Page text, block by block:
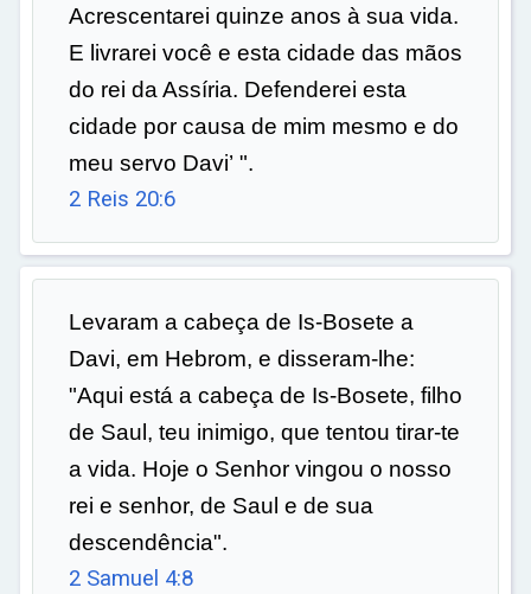
Acrescentarei quinze anos à sua vida.
E livrarei você e esta cidade das mãos
do rei da Assíria. Defenderei esta
cidade por causa de mim mesmo e do
meu servo Davi’ ".
2 Reis 20:6
Levaram a cabeça de Is-Bosete a
Davi, em Hebrom, e disseram-lhe:
"Aqui está a cabeça de Is-Bosete, filho
de Saul, teu inimigo, que tentou tirar-te
a vida. Hoje o Senhor vingou o nosso
rei e senhor, de Saul e de sua
descendência".
2 Samuel 4:8